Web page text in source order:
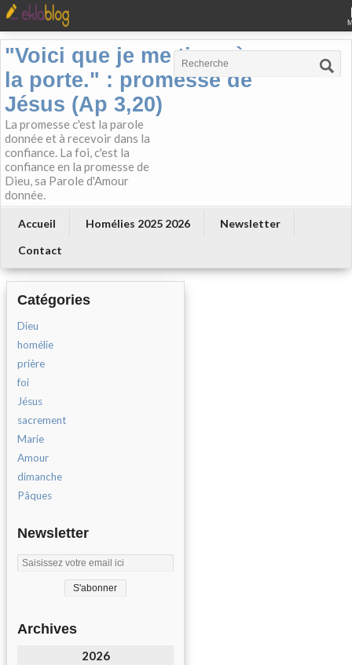
"Voici que je me tiens à
la porte." : promesse de
Jésus (Ap 3,20)
La promesse c'est la parole
donnée et à recevoir dans la
confiance. La foi, c'est la
confiance en la promesse de
Dieu, sa Parole d'Amour
donnée.
Accueil Homélies 2025 2026
Newsletter
Contact
Catégories
Dieu
homélie
prière
foi
Jésus
sacrement
Marie
Amour
dimanche
Pâques
Newsletter
Archives
2026